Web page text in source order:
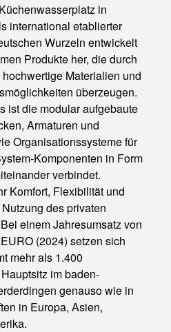
in
international etablierter
Wurzeln entwickelt
Produkte her, die durch
Materialien und
überzeugen.
ist die modular aufgebaute
Armaturen und
Organisationssysteme für
Komponenten in Form
verbindet.
Komfort, Flexibilität und
des privaten
einem Jahresumsatz von
(2024) setzen sich
mehr als 1.400
im baden-
genauso wie in
in Europa, Asien,